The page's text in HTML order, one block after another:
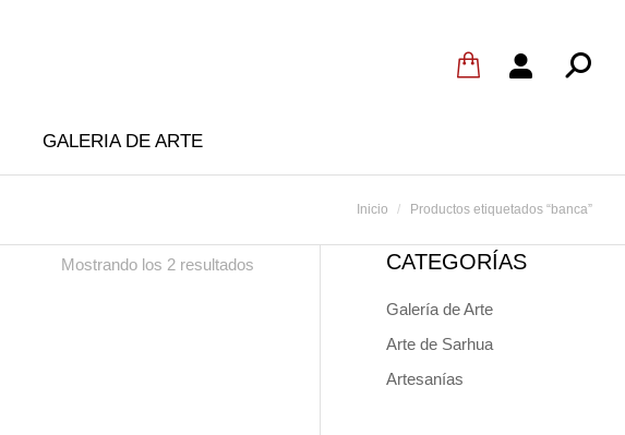
GALERIA DE ARTE
Estás aquí:
Inicio Productos etiquetados “banca”
Mostrando los 2 resultados CATEGORÍAS
Galería de Arte
Arte de Sarhua
Artesanías